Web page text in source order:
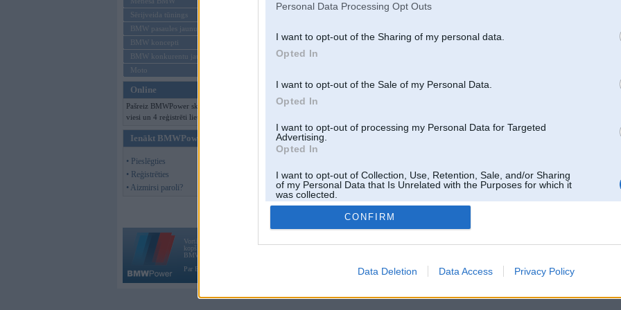
Personal Data Processing Opt Outs
I want to opt-out of the Sharing of my personal data.
Opted In
I want to opt-out of the Sale of my Personal Data.
Opted In
I want to opt-out of processing my Personal Data for Targeted
Advertising.
Opted In
I want to opt-out of Collection, Use, Retention, Sale, and/or Sharing
of my Personal Data that Is Unrelated with the Purposes for which it
was collected.
Opted Out
CONFIRM
Data Deletion Data Access Privacy Policy
Sērijveida tūnings
BMW pasaules jaunumi
BMW koncepti
BMW konkurentu jaunumi
Moto
Online
Pašreiz BMWPower skatās 103
viesi un 4 reģistrēti lietotāji.
Ienākt BMWPower
• Pieslēgties
• Reģistrēties
• Aizmirsi paroli?
Vortāls BMWPower.lv darbojas
kopš 2002. gada 14. maija. Tas nav auto klubs un nav saistīts ar
BMW AG.
Par BMWPower